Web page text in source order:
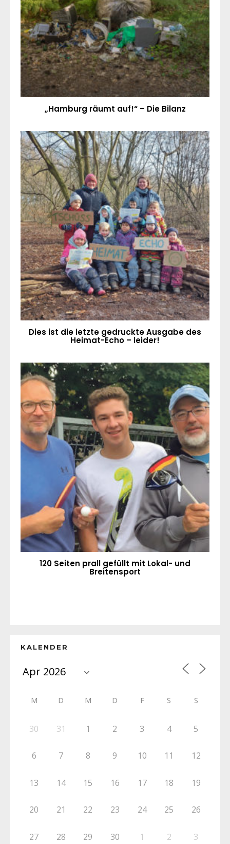
„Hamburg räumt auf!“ – Die Bilanz
Dies ist die letzte gedruckte Ausgabe des
Heimat-Echo – leider!
120 Seiten prall gefüllt mit Lokal- und
Breitensport
KALENDER
M D M D F S S
30 31 1 2 3 4 5
6 7 8 9 10 11 12
13 14 15 16 17 18 19
20 21 22 23 24 25 26
27 28 29 30 1 2 3